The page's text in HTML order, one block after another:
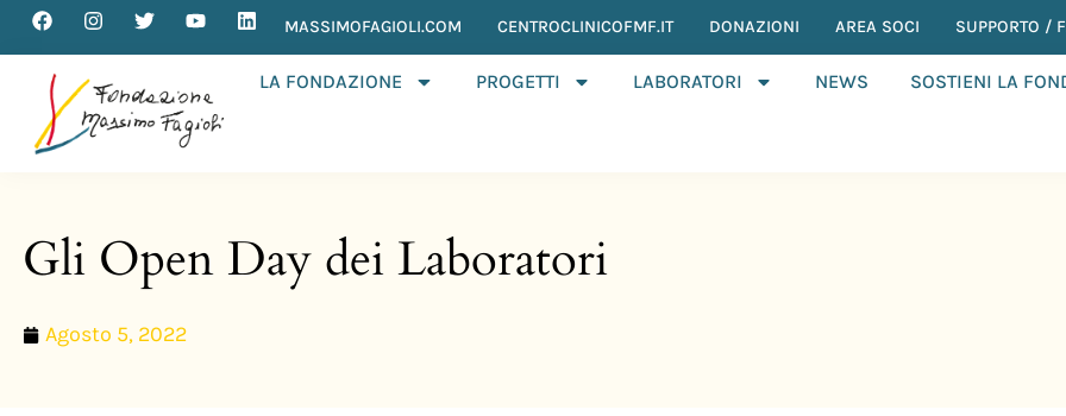
MASSIMOFAGIOLI.COM CENTROCLINICOFMF.IT DONAZIONI AREA SOCI SUPPORTO /
LA FONDAZIONE PROGETTI LABORATORI NEWS SOSTIENI LA
Gli Open Day dei Laboratori
Agosto 5, 2022